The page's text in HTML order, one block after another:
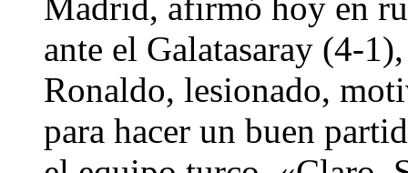
ante el Galatasaray (4-
Ronaldo, lesionado,
para hacer un buen